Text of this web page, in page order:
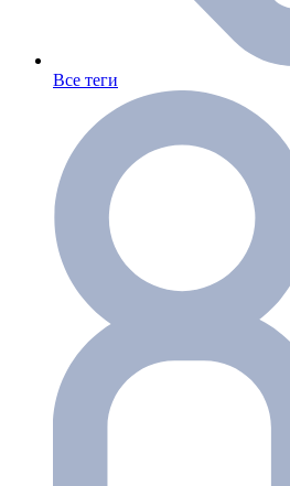
Все теги